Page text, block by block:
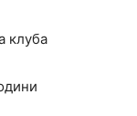
клуба